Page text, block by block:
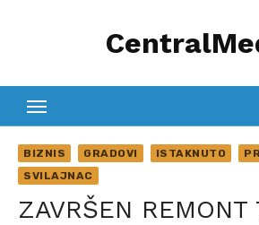
BIZNIS GRADOVI ISTAKNUTO
SVILAJNAC
ZAVRŠEN REMONT